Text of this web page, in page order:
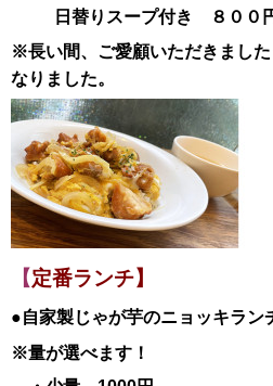
日替りスープ付き ８００
※長い間、ご愛顧いただきまし
なりました。
【定番ランチ】
●自家製じゃが芋のニョッキラン
※量が選べます！